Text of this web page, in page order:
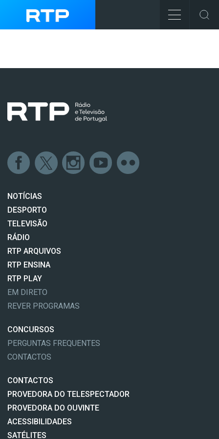
NOTÍCIAS
DESPORTO
TELEVISÃO
RÁDIO
RTP ARQUIVOS
RTP ENSINA
RTP PLAY
EM DIRETO
REVER PROGRAMAS
CONCURSOS
PERGUNTAS FREQUENTES
CONTACTOS
CONTACTOS
PROVEDORA DO TELESPECTADOR
PROVEDORA DO OUVINTE
ACESSIBILIDADES
SATÉLITES